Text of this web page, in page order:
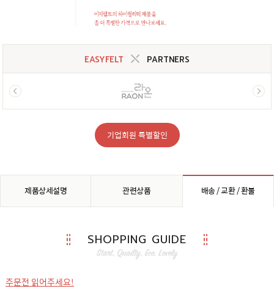
EASYFELT PARTNERS
기업회원 특별할인
제품상세설명 관련상품 배송 / 교환 / 환불
SHOPPING GUIDE
주문전 읽어주세요!